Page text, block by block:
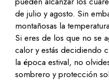
de julio y agosto. Sin
montañosas la
Si eres de los que no se
calor y estás decidiendo
la época estival, no
sombrero y protección